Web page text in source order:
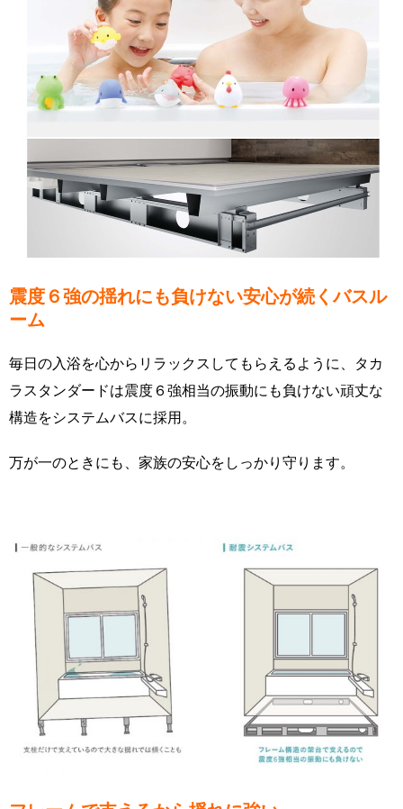
震度６強の揺れにも負けない安心が続くバスル
ーム
毎日の入浴を心からリラックスしてもらえるように、タカ
ラスタンダードは震度６強相当の振動にも負けない頑丈な
構造をシステムバスに採用。
万が一のときにも、家族の安心をしっかり守ります。